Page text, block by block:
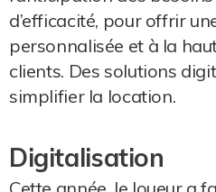
d’efficacité, pour offrir
personnalisée et à la
clients. Des solutions
simplifier la location.
Digitalisation